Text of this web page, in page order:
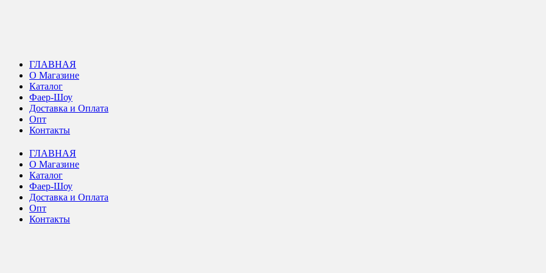
ГЛАВНАЯ
О Магазине
Каталог
Фаер-Шоу
Доставка и Оплата
Опт
Контакты
ГЛАВНАЯ
О Магазине
Каталог
Фаер-Шоу
Доставка и Оплата
Опт
Контакты